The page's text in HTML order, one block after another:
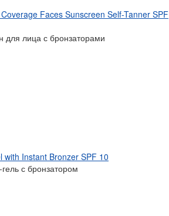
Faces Sunscreen Self-Tanner SPF
лица с бронзаторами
with Instant Bronzer SPF 10
с бронзатором